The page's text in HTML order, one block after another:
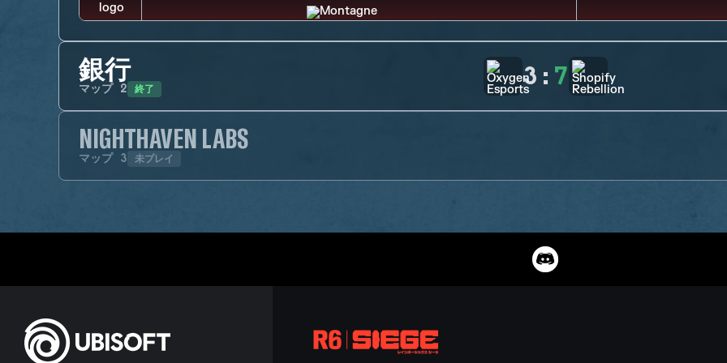
銀行
マップ 2 終了 3 : 7
NIGHTHAVEN LABS
マップ 3 未プレイ